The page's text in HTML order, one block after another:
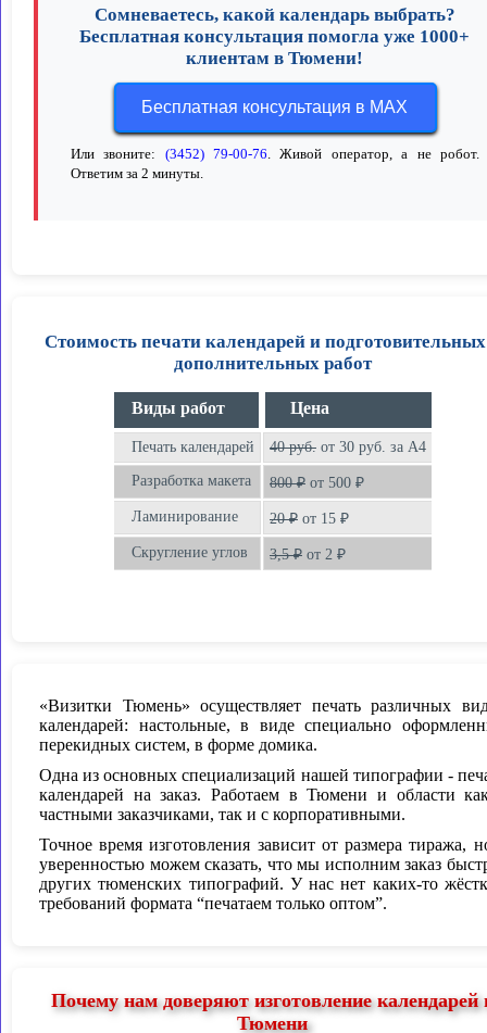
Сомневаетесь, какой календарь выбрать?
Бесплатная консультация помогла уже 1000+
клиентам в Тюмени!
Бесплатная консультация в MAX
Или звоните: (3452) 79-00-76. Живой оператор, а не робот.
Ответим за 2 минуты.
Стоимость печати календарей и
дополнительных работ
Виды работ Цена
Печать календарей 40 руб. от 30 руб. за А4
Разработка макета 800 ₽ от 500 ₽
Ламинирование 20 ₽ от 15 ₽
Скругление углов 3,5 ₽ от 2 ₽
«Визитки Тюмень» осуществляет печать различных
календарей: настольные, в виде специально
перекидных систем, в форме домика.
Одна из основных специализаций нашей типографии -
календарей на заказ. Работаем в Тюмени и области
частными заказчиками, так и с корпоративными.
Точное время изготовления зависит от размера тиража,
уверенностью можем сказать, что мы исполним заказ
других тюменских типографий. У нас нет каких-то
требований формата “печатаем только оптом”.
Почему нам доверяют изготовление календарей
Тюмени